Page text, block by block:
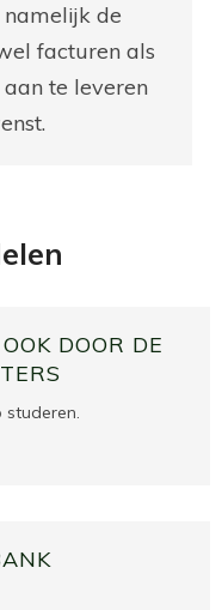
de
facturen als
te leveren
DOOR DE
studeren.